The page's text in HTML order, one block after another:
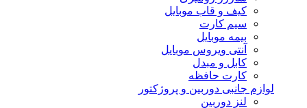
کیف و قاب موبایل
سیم کارت
بیمه موبایل
آنتی ویروس موبایل
کابل و مبدل
کارت حافظه
لوازم جانبی دوربین و پروژکتور
لنز دوربین